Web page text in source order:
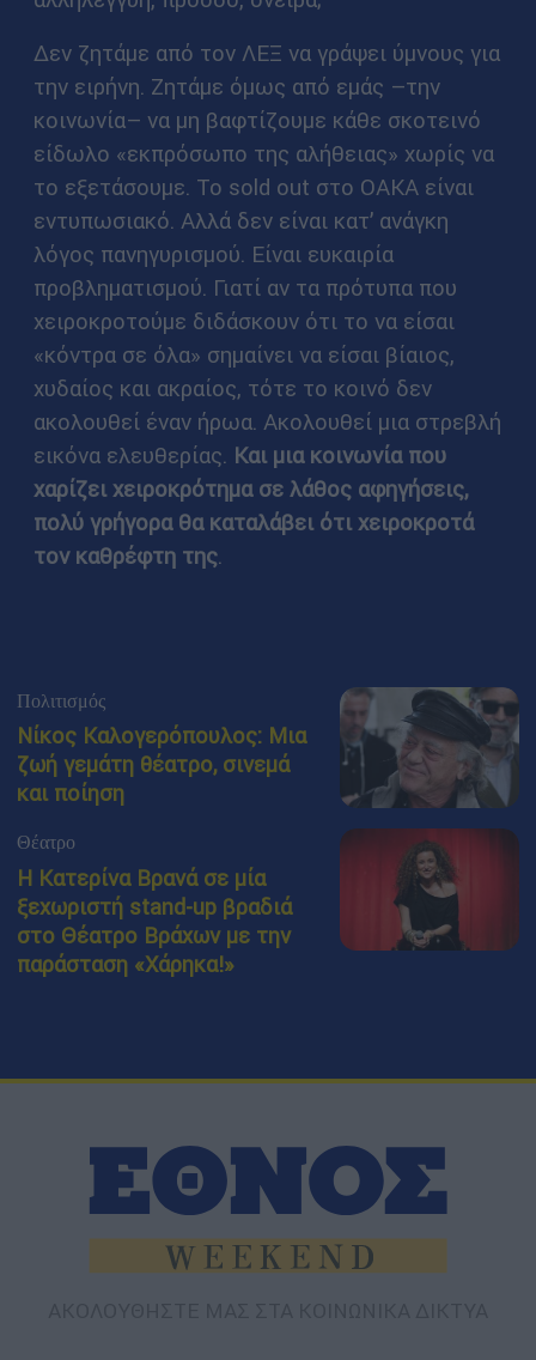
Δεν ζητάμε από τον ΛΕΞ να γράψει ύμνους για
την ειρήνη. Ζητάμε όμως από εμάς –την
κοινωνία– να μη βαφτίζουμε κάθε σκοτεινό
είδωλο «εκπρόσωπο της αλήθειας» χωρίς να
το εξετάσουμε. Το sold out στο ΟΑΚΑ είναι
εντυπωσιακό. Αλλά δεν είναι κατ’ ανάγκη
λόγος πανηγυρισμού. Είναι ευκαιρία
προβληματισμού. Γιατί αν τα πρότυπα που
χειροκροτούμε διδάσκουν ότι το να είσαι
«κόντρα σε όλα» σημαίνει να είσαι βίαιος,
χυδαίος και ακραίος, τότε το κοινό δεν
ακολουθεί έναν ήρωα. Ακολουθεί μια στρεβλή
εικόνα ελευθερίας. Και μια κοινωνία που
χαρίζει χειροκρότημα σε λάθος αφηγήσεις,
πολύ γρήγορα θα καταλάβει ότι χειροκροτά
τον καθρέφτη της.
Πολιτισμός
Νίκος Καλογερόπουλος: Μια
ζωή γεμάτη θέατρο, σινεμά
και ποίηση
Θέατρο
Η Κατερίνα Βρανά σε μία
ξεχωριστή stand-up βραδιά
στο Θέατρο Βράχων με την
παράσταση «Χάρηκα!»